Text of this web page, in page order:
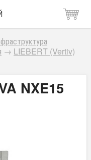
→ LIEBERT (Vertiv)
NXE15